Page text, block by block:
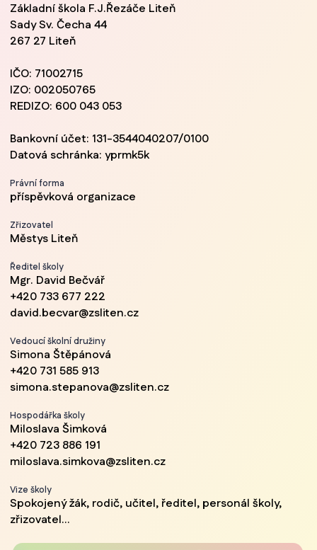
Základní škola F.J.Řezáče Liteň
Sady Sv. Čecha 44
267 27 Liteň
IČO: 71002715
IZO: 002050765
REDIZO: 600 043 053
Bankovní účet: 131-3544040207/0100
Datová schránka: yprmk5k
Právní forma
příspěvková organizace
Zřizovatel
Městys Liteň
Ředitel školy
Mgr. David Bečvář
+420 733 677 222
david.becvar@zsliten.cz
Vedoucí školní družiny
Simona Štěpánová
+420 731 585 913
simona.stepanova@zsliten.cz
Hospodářka školy
Miloslava Šimková
+420 723 886 191
miloslava.simkova@zsliten.cz
Vize školy
Spokojený žák, rodič, učitel, ředitel, personál školy,
zřizovatel...